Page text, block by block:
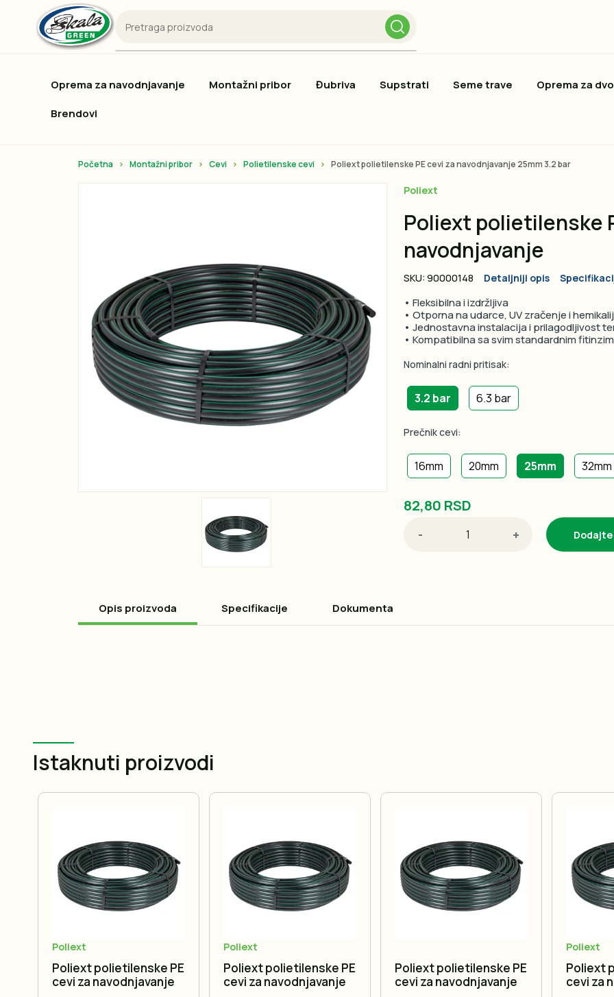
Oprema za navodnjavanje Montažni pribor Đubriva Supstrati Seme trave
Oprema za
Brendovi
Početna Montažni pribor Cevi Polietilenske cevi Poliext polietilenske PE cevi za navodnjavanje 25mm 3.2 bar
Poliext
Poliext polietilenske
navodnjavanje
SKU: 90000148 Detaljniji opis
• Fleksibilna i izdržljiva
• Otporna na udarce, UV zračenje i
• Jednostavna instalacija i prilagodljivost
• Kompatibilna sa svim standardnim
Nominalni radni pritisak:
3.2 bar 6.3 bar
Prečnik cevi:
16mm 20mm 25mm 32mm
82,80 RSD
- +
Opis proizvoda Specifikacije Dokumenta
Istaknuti proizvodi
Poliext
Poliext polietilenske PE
cevi za navodnjavanje
Poliext
Poliext polietilenske PE
cevi za navodnjavanje
Poliext polietilenske PE
cevi za navodnjavanje
Poliext
Poliext
cevi za